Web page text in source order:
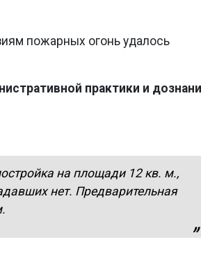
пожарных огонь удалось
практики и
на площади 12 кв. м.,
нет. Предварительная